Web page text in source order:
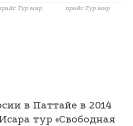
Тур мир прайс Тур мир
в Паттайе в 2014
тур «Свободная